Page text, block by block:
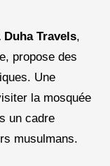
Duha Travels,
propose des
Une
la mosquée
un cadre
musulmans.